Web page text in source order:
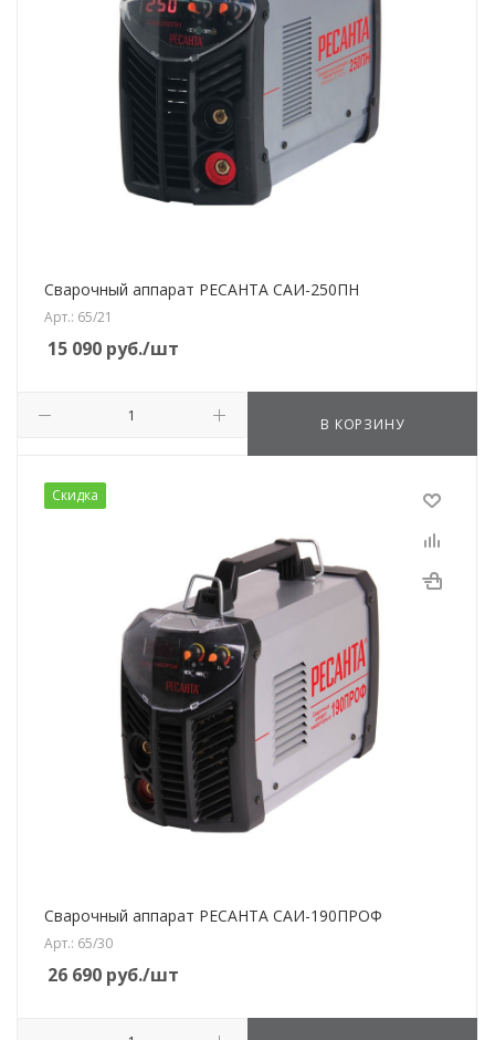
Сварочный аппарат РЕСАНТА САИ-250ПН
Арт.: 65/21
15 090 руб./шт
В КОРЗИНУ
Скидка
Сварочный аппарат РЕСАНТА САИ-190ПРОФ
Арт.: 65/30
26 690 руб./шт